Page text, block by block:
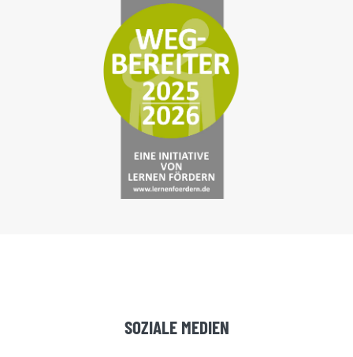
SOZIALE MEDIEN